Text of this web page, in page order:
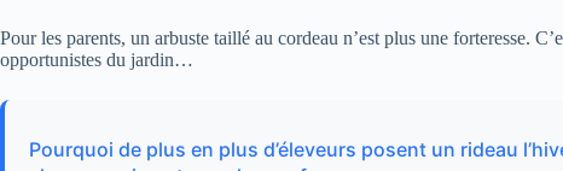
Pour les parents, un arbuste taillé au cordeau n’est plus une forteresse.
opportunistes du jardin…
Pourquoi de plus en plus d’éleveurs posent un rideau